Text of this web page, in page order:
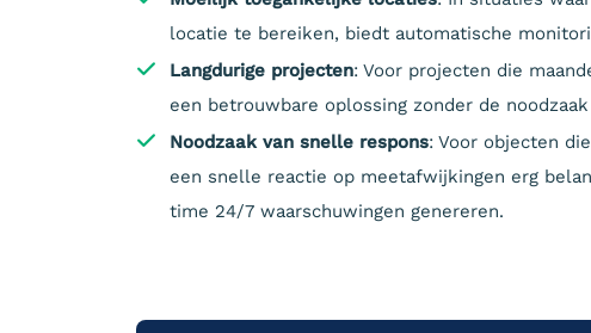
locatie te bereiken, biedt automatische
Langdurige projecten: Voor projecten die
een betrouwbare oplossing zonder de
Noodzaak van snelle respons: Voor objecten
een snelle reactie op meetafwijkingen erg
time 24/7 waarschuwingen genereren.